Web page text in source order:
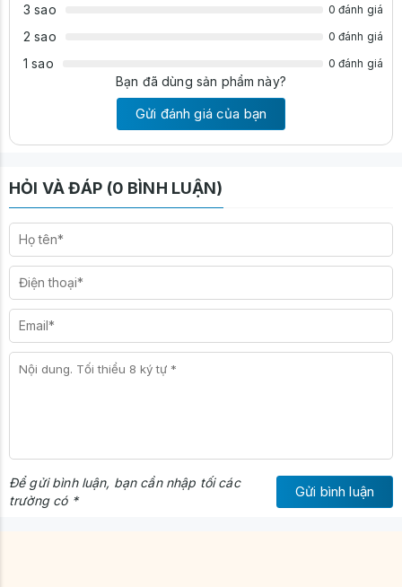
3 sao 0 đánh giá
2 sao 0 đánh giá
1 sao 0 đánh giá
Bạn đã dùng sản phẩm này?
Gửi đánh giá của bạn
HỎI VÀ ĐÁP (0 BÌNH LUẬN)
Để gửi bình luận, bạn cần nhập tối các
trường có *
Gửi bình luận